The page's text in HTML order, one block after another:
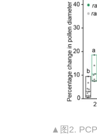
▲图2.